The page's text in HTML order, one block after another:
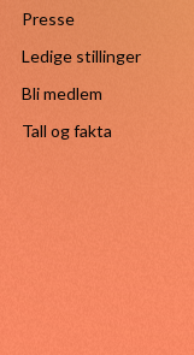
Presse
Ledige stillinger
Bli medlem
Tall og fakta